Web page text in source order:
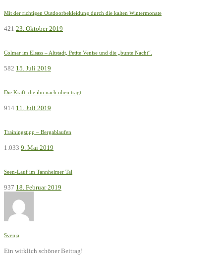
Mit der richtigen Outdoorbekleidung durch die kalten Wintermonate
421 23. Oktober 2019
Colmar im Elsass – Altstadt, Petite Venise und die „bunte Nacht“.
582 15. Juli 2019
Die Kraft, die ihn nach oben trägt
914 11. Juli 2019
Trainingstipp – Bergablaufen
1.033 9. Mai 2019
Seen-Lauf im Tannheimer Tal
937 18. Februar 2019
Svenja
Ein wirklich schöner Beitrag!